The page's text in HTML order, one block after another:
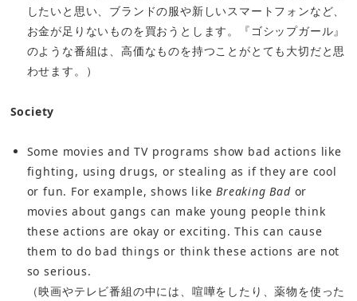
したいと思い、ブランドの服や新しいスマートフォンなど、
お金が足りないものを買おうとします。『ゴシップガール』
のような番組は、高価なものを持つことがとても大切だと思
わせます。）
Society
Some movies and TV programs show bad actions like
fighting, using drugs, or stealing as if they are cool
or fun. For example, shows like Breaking Bador
movies about gangs can make young people think
these actions are okay or exciting. This can cause
them to do bad things or think these actions are not
so serious.
（映画やテレビ番組の中には、喧嘩をしたり、薬物を使った